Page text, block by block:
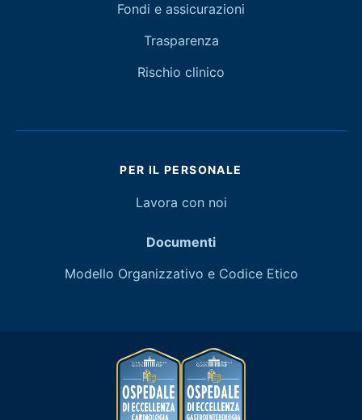
Fondi e assicurazioni
Trasparenza
Rischio clinico
PER IL PERSONALE
Lavora con noi
Documenti
Modello Organizzativo e Codice Etico